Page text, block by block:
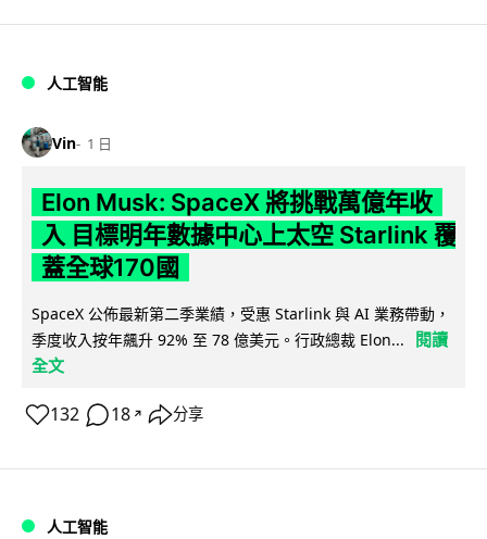
人工智能
Vin 1 日
Elon Musk: SpaceX 將挑戰萬億年收
入 目標明年數據中心上太空 Starlink 覆
蓋全球170國
SpaceX 公佈最新第二季業績，受惠 Starlink 與 AI 業務帶動，
季度收入按年飆升 92% 至 78 億美元。行政總裁 Elon...
閱讀
全文
132 18 ↗ 分享
人工智能